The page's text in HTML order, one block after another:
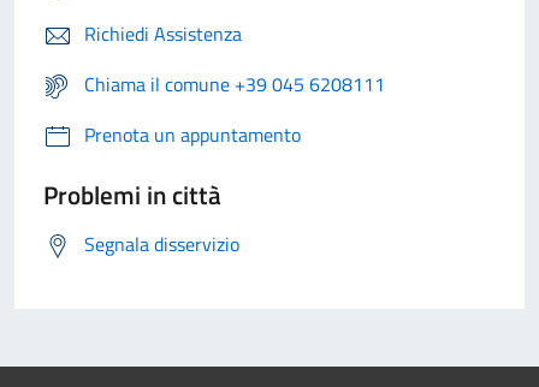
Richiedi Assistenza
Chiama il comune +39 045 6208111
Prenota un appuntamento
Problemi in città
Segnala disservizio